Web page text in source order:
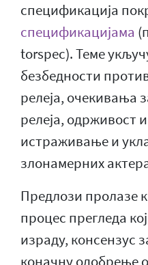
спецификација
спецификацијама
torspec). Теме
безбедности
релеја, очекивања
релеја, одрживост
истраживање и
злонамерних
Предлози пролазе
процес прегледа
израду, консензус
коначну одобрење